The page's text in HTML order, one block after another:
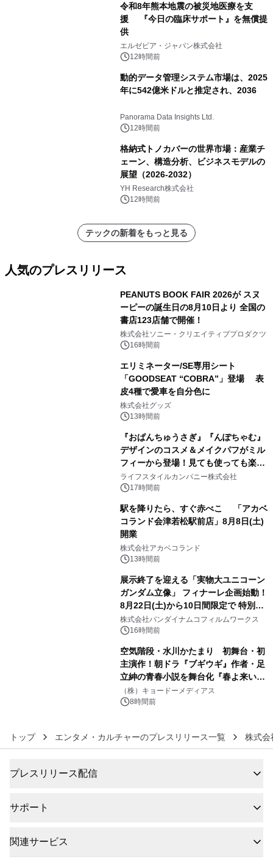
令和8年熊本地震の被災地医療を支
援 『今日の臨床サポート』を無償提
供
エルゼビア・ジャパン株式会社
12時間前
動的データ管理システム市場は、2025
年に542億米ドルと推定され、2036
Panorama Data Insights Ltd.
12時間前
格納式トノカバーの世界市場：産業チ
ェーン、構造分析、ビジネスモデルの
展望（2026-2032）
YH Research株式会社
12時間前
テックの新着をもっと見る
人気のプレスリリース
PEANUTS BOOK FAIR 2026が スヌ
ーピーの誕生日の8月10日より 全国の
書店123店舗で開催！
株式会社ソニー・クリエイティブプロダクツ
16時間前
エリミネーター/SE専用シート
「GOODSEAT “COBRA”」登場 表
皮4種で愛車を自分色に
株式会社グッズ
13時間前
『おぱんちゅうさぎ』『んぽちゃむ』
デザインのコスメ＆メイクパフがミル
フィーから登場！見ても使っても楽し
い、ポップでキュートなコレクショ
ン。
ライフスタイルカンパニー株式会社
17時間前
駅を降りたら、すぐ赤べこ 「アカベ
コランド会津若松駅前店」8月8日(土)
開業
株式会社アカベコランド
13時間前
展示終了を迎える「実物大ユニコーン
ガンダム立像」 フィナーレ企画始動！
8月22日(土)から10日間限定で 特別映
像『UNICORN GUNDAM Statue ―
BEYOND POSSIBILITY ―』を上映！
株式会社バンダイナムコフィルムワークス
16時間前
空気階段・水川かたまり 初舞台・初
主演作！朝ドラ『ブギウギ』作者・足
立紳の青春小説を舞台化『春よ来い、
マジで来い』キービジュアル解禁！
（株）キョードーメディアス
8時間前
トップ エンタメ・カルチャーのプレスリリース一覧 株式
プレスリリース配信
サポート
関連サービス